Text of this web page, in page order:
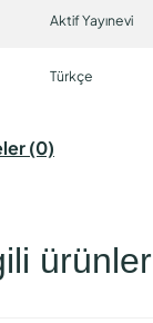
Aktif Yayınevi
Türkçe
(0)
ürünler